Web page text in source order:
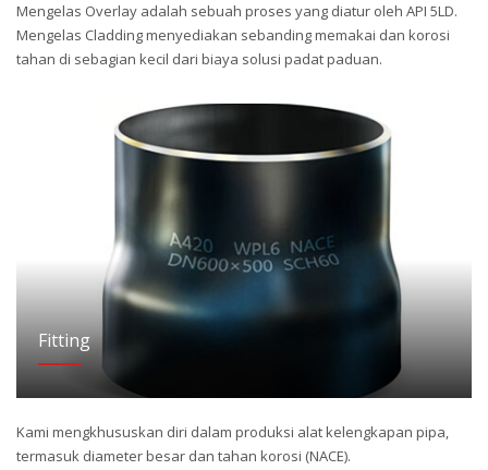
Mengelas Overlay adalah sebuah proses yang diatur oleh API 5LD.
Mengelas Cladding menyediakan sebanding memakai dan korosi
tahan di sebagian kecil dari biaya solusi padat paduan.
Fitting
Kami mengkhususkan diri dalam produksi alat kelengkapan pipa,
termasuk diameter besar dan tahan korosi (NACE).